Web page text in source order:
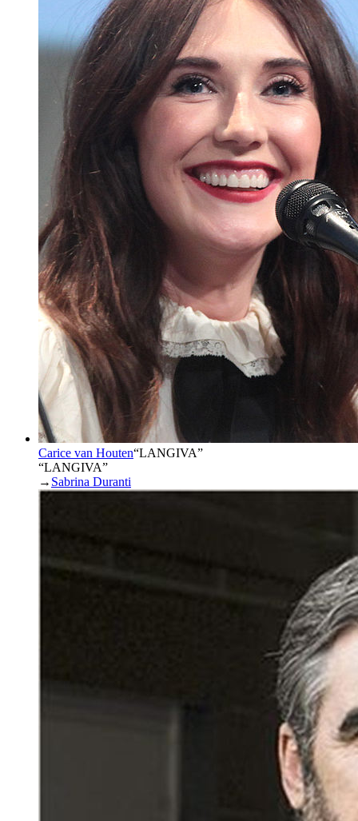
Carice van Houten“LANGIVA”
“LANGIVA”
→ Sabrina Duranti